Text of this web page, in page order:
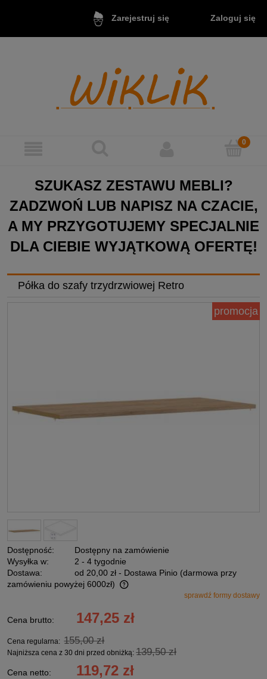
Zarejestruj się Zaloguj się
SZUKASZ ZESTAWU MEBLI?
ZADZWOŃ LUB NAPISZ NA CZACIE,
A MY PRZYGOTUJEMY SPECJALNIE
DLA CIEBIE WYJĄTKOWĄ OFERTĘ!
Półka do szafy trzydrzwiowej Retro
promocja
Dostępność:
Dostępny na zamówienie
Wysyłka w:
2 - 4 tygodnie
Dostawa:
od 20,00 zł - Dostawa Pinio (darmowa przy
zamówieniu powyżej 6000zł)
Cena nie zawiera ewentualnych kosztów płatnościsprawdź formy dostawy
Cena brutto: 147,25 zł
Cena regularna: 155,00 zł
Najniższa cena z 30 dni przed obniżką: 139,50 zł
Cena netto: 119,72 zł